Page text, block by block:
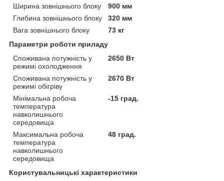
Ширина зовнішнього блоку
900 мм
Глибина зовнішнього блоку
320 мм
Вага зовнішнього блоку
73 кг
Параметри роботи приладу
Споживана потужність у
режимі охолодження
2650 Вт
Споживана потужність у
режимі обігріву
2670 Вт
Мінімальна робоча
температура
навколишнього
середовища
-15 град.
Максимальна робоча
температура
навколишнього
середовища
48 град.
Користувальницькі характеристики